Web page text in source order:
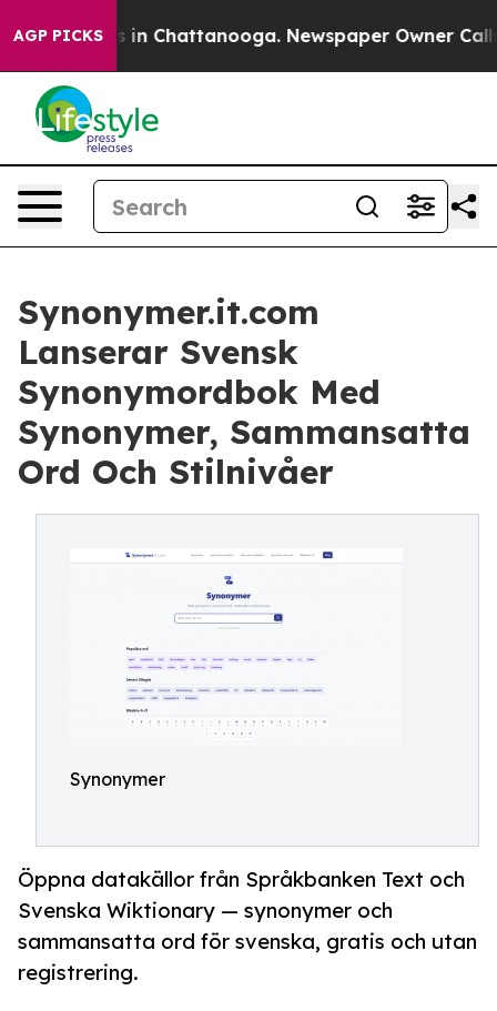
AGP PICKS
Chaos in Chattanooga. Newspaper Owner Calls
Synonymer.it.com
Lanserar Svensk
Synonymordbok Med
Synonymer, Sammansatta
Ord Och Stilnivåer
Synonymer
Öppna datakällor från Språkbanken Text och
Svenska Wiktionary — synonymer och
sammansatta ord för svenska, gratis och utan
registrering.